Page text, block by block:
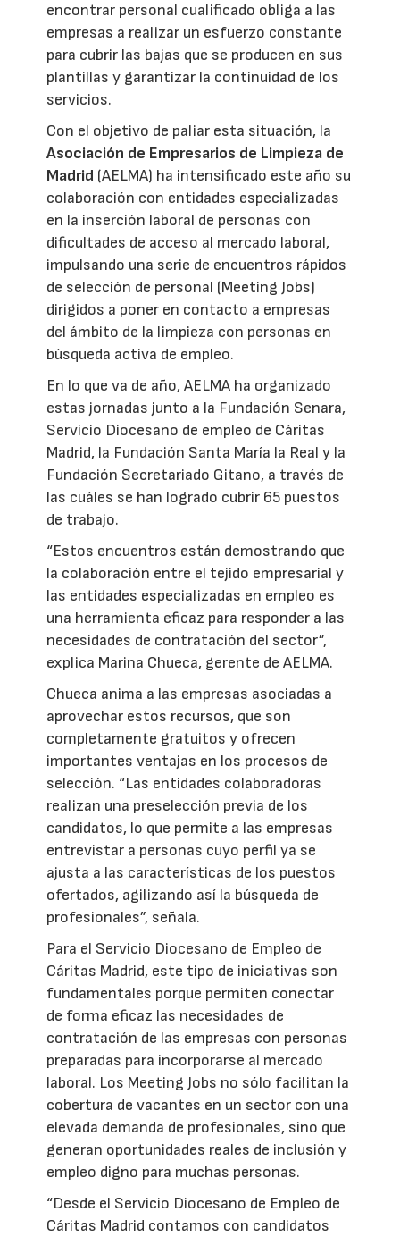
encontrar personal cualificado obliga a las
empresas a realizar un esfuerzo constante
para cubrir las bajas que se producen en sus
plantillas y garantizar la continuidad de los
servicios.
Con el objetivo de paliar esta situación, la
Asociación de Empresarios de Limpieza de
Madrid (AELMA) ha intensificado este año su
colaboración con entidades especializadas
en la inserción laboral de personas con
dificultades de acceso al mercado laboral,
impulsando una serie de encuentros rápidos
de selección de personal (Meeting Jobs)
dirigidos a poner en contacto a empresas
del ámbito de la limpieza con personas en
búsqueda activa de empleo.
En lo que va de año, AELMA ha organizado
estas jornadas junto a la Fundación Senara,
Servicio Diocesano de empleo de Cáritas
Madrid, la Fundación Santa María la Real y la
Fundación Secretariado Gitano, a través de
las cuáles se han logrado cubrir 65 puestos
de trabajo.
“Estos encuentros están demostrando que
la colaboración entre el tejido empresarial y
las entidades especializadas en empleo es
una herramienta eficaz para responder a las
necesidades de contratación del sector”,
explica Marina Chueca, gerente de AELMA.
Chueca anima a las empresas asociadas a
aprovechar estos recursos, que son
completamente gratuitos y ofrecen
importantes ventajas en los procesos de
selección. “Las entidades colaboradoras
realizan una preselección previa de los
candidatos, lo que permite a las empresas
entrevistar a personas cuyo perfil ya se
ajusta a las características de los puestos
ofertados, agilizando así la búsqueda de
profesionales”, señala.
Para el Servicio Diocesano de Empleo de
Cáritas Madrid, este tipo de iniciativas son
fundamentales porque permiten conectar
de forma eficaz las necesidades de
contratación de las empresas con personas
preparadas para incorporarse al mercado
laboral. Los Meeting Jobs no sólo facilitan la
cobertura de vacantes en un sector con una
elevada demanda de profesionales, sino que
generan oportunidades reales de inclusión y
empleo digno para muchas personas.
“Desde el Servicio Diocesano de Empleo de
Cáritas Madrid contamos con candidatos